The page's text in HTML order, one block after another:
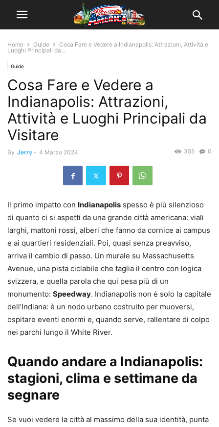
Home Guide
Cosa Fare e Vedere a Indianapolis: Attrazioni, Attività e
Luoghi Principali da...
Guide
Cosa Fare e Vedere a
Indianapolis: Attrazioni,
Attività e Luoghi Principali da
Visitare
By Jerry - 4 Marzo 2024 0
355
Il primo impatto con Indianapolis spesso è più silenzioso
di quanto ci si aspetti da una grande città americana: viali
larghi, mattoni rossi, alberi che fanno da cornice ai campus
e ai quartieri residenziali. Poi, quasi senza preavviso,
arriva il cambio di passo. Un murale su Massachusetts
Avenue, una pista ciclabile che taglia il centro con logica
svizzera, e quella parola che qui pesa più di un
monumento: Speedway. Indianapolis non è solo la capitale
dell’Indiana: è un nodo urbano costruito per muoversi,
ospitare eventi enormi e, quando serve, rallentare di colpo
nei parchi lungo il White River.
Quando andare a Indianapolis:
stagioni, clima e settimane da
segnare
Se vuoi vedere la città al massimo della sua identità, punta